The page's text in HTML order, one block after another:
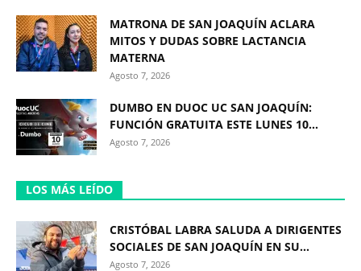
MATRONA DE SAN JOAQUÍN ACLARA
MITOS Y DUDAS SOBRE LACTANCIA
MATERNA
Agosto 7, 2026
DUMBO EN DUOC UC SAN JOAQUÍN:
FUNCIÓN GRATUITA ESTE LUNES 10...
Agosto 7, 2026
LOS MÁS LEÍDO
CRISTÓBAL LABRA SALUDA A DIRIGENTES
SOCIALES DE SAN JOAQUÍN EN SU...
Agosto 7, 2026